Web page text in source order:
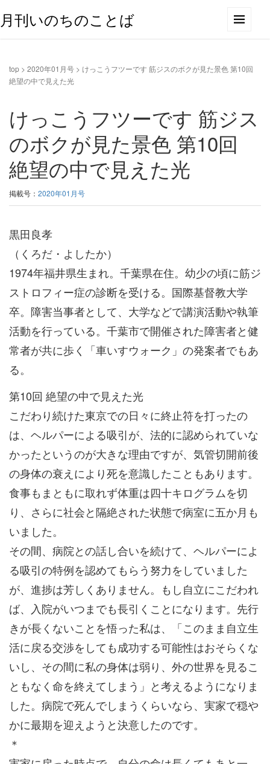
月刊いのちのことば
top > 2020年01月号 > けっこうフツーです 筋ジスのボクが見た景色 第10回
絶望の中で見えた光
けっこうフツーです 筋ジス
のボクが見た景色 第10回
絶望の中で見えた光
掲載号： 2020年01月号
黒田良孝
（くろだ・よしたか）
1974年福井県生まれ。千葉県在住。幼少の頃に筋ジ
ストロフィー症の診断を受ける。国際基督教大学
卒。障害当事者として、大学などで講演活動や執筆
活動を行っている。千葉市で開催された障害者と健
常者が共に歩く「車いすウォーク」の発案者でもあ
る。
第10回 絶望の中で見えた光
こだわり続けた東京での日々に終止符を打ったの
は、ヘルパーによる吸引が、法的に認められていな
かったというのが大きな理由ですが、気管切開前後
の身体の衰えにより死を意識したこともあります。
食事もまともに取れず体重は四十キログラムを切
り、さらに社会と隔絶された状態で病室に五か月も
いました。
その間、病院との話し合いを続けて、ヘルパーによ
る吸引の特例を認めてもらう努力をしていました
が、進捗は芳しくありません。もし自立にこだわれ
ば、入院がいつまでも長引くことになります。先行
きが長くないことを悟った私は、「このまま自立生
活に戻る交渉をしても成功する可能性はおそらくな
いし、その間に私の身体は弱り、外の世界を見るこ
ともなく命を終えてしまう」と考えるようになりま
した。病院で死んでしまうくらいなら、実家で穏や
かに最期を迎えようと決意したのです。
＊